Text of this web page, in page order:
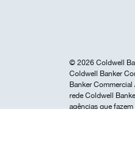
© 2026 Coldwell
Coldwell Banker
Banker
rede Coldwell
agências que